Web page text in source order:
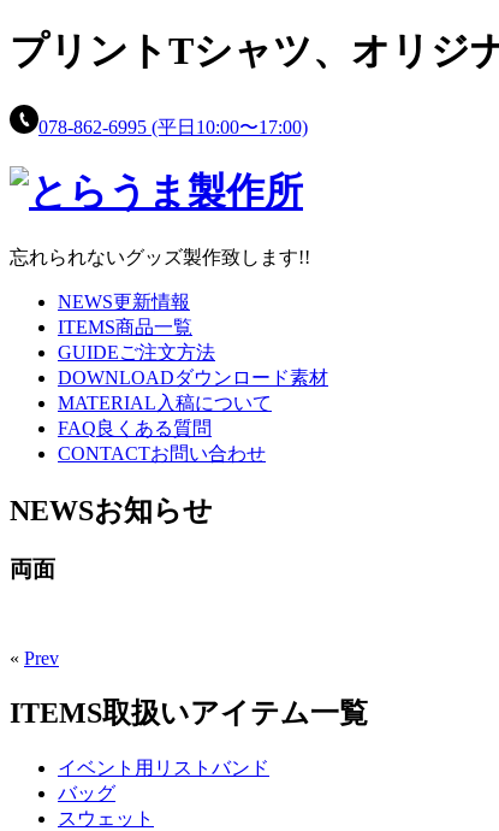
プリントTシャツ、 オリジ
078-862-6995 (平日10:00〜17:00)
忘れられないグッズ製作致します!!
NEWS更新情報
ITEMS商品一覧
GUIDEご注文方法
DOWNLOADダウンロード素材
MATERIAL 入稿について
FAQ良くある質問
CONTACTお問い合わせ
NEWSお知らせ
両面
« Prev
ITEMS取扱いアイテム一覧
イベント用リストバンド
バッグ
スウェット